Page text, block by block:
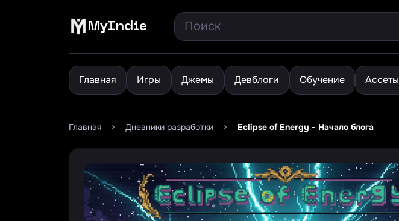
MyIndie
Главная Игры Джемы Девблоги Обучение Ассеты
Главная > Дневники разработки > Eclipse of Energy - Начало блога